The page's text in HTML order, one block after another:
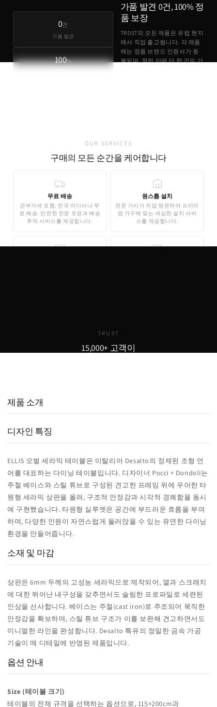
가품 발견 0건, 100% 정
품 보장
TRDST의 모든 제품은 유럽 현지
에서 직접 출고됩니다. 각 제품
에는 정품 브랜드 인증서가 동
봉되며, 창립 이래 단 한 건의 가
0건
가품 발견
100%
OUR SERVICES
구매의 모든 순간을 케어합니다
무료 배송
관부가세 포함, 전국 어디서나 무
료 배송. 안전한 전문 포장과 배송
추적 서비스를 제공합니다.
원스톱 설치
전문 기사가 직접 방문하여 프리미
엄 가구에 맞는 세심한 설치 서비
스를 제공합니다.
TRUST
15,000+ 고객이
실구매 고객
제품 소개
디자인 특징
ELLIS 오벌 세라믹 테이블은 이탈리아 Desalto의 정제된 조형 언
어를 대표하는 다이닝 테이블입니다. 디자이너 Pocci + Dondoli는
주철 베이스와 스틸 튜브로 구성된 견고한 프레임 위에 우아한 타
원형 세라믹 상판을 올려, 구조적 안정감과 시각적 경쾌함을 동시
에 구현했습니다. 타원형 실루엣은 공간에 부드러운 흐름을 부여
하며, 다양한 인원이 자연스럽게 둘러앉을 수 있는 유연한 다이닝
환경을 만들어줍니다.
소재 및 마감
상판은 6mm 두께의 고성능 세라믹으로 제작되어, 열과 스크래치
에 대한 뛰어난 내구성을 갖추면서도 슬림한 프로파일로 세련된
인상을 선사합니다. 베이스는 주철(cast iron)로 주조되어 묵직한
안정감을 확보하며, 스틸 튜브 구조가 이를 보완해 견고하면서도
미니멀한 라인을 완성합니다. Desalto 특유의 정밀한 금속 가공
기술이 매 디테일에 반영된 제품입니다.
옵션 안내
Size (테이블 크기)
테이블의 전체 규격을 선택하는 옵션으로, 115×200cm과